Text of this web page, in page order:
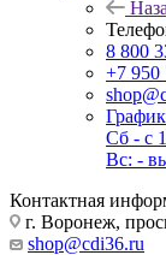
8 800
+7 950
Сб - с
Вс: -
Контактная
г. Воронеж,
shop@cdi36.ru